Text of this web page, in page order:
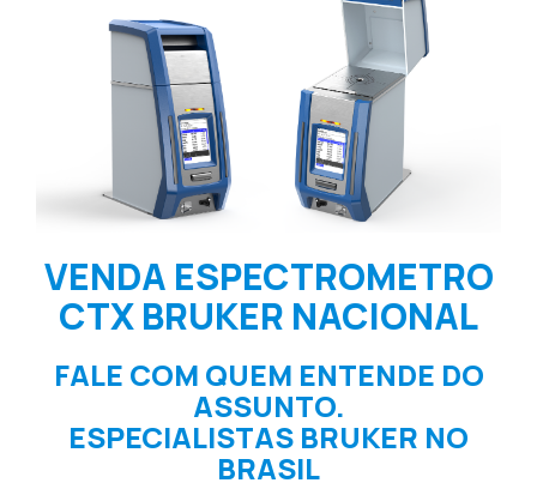
VENDA ESPECTROMETRO
CTX BRUKER NACIONAL
FALE COM QUEM ENTENDE DO
ASSUNTO.
ESPECIALISTAS BRUKER NO
BRASIL